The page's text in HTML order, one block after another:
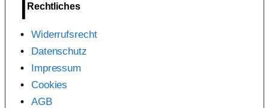
Rechtliches
Widerrufsrecht
Datenschutz
Impressum
Cookies
AGB